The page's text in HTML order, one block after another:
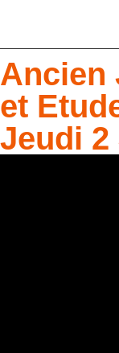
Ancien
et
Jeudi 2